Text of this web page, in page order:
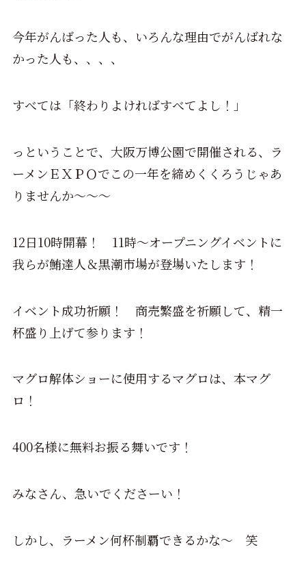
今年がんばった人も、いろんな理由でがんばれな
かった人も、、、、
すべては「終わりよければすべてよし！」
っということで、大阪万博公園で開催される、ラ
ーメンＥＸＰＯでこの一年を締めくくろうじゃあ
りませんか～～～
12日10時開幕！ 11時～オープニングイベントに
我らが鮪達人＆黒潮市場が登場いたします！
イベント成功祈願！ 商売繁盛を祈願して、精一
杯盛り上げて参ります！
マグロ解体ショーに使用するマグロは、本マグ
ロ！
400名様に無料お振る舞いです！
みなさん、急いでくださーい！
しかし、ラーメン何杯制覇できるかな～ 笑